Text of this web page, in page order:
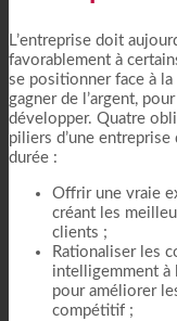
L’entreprise doit
favorablement à
se positionner face à
gagner de l’argent,
développer. Quatre
piliers d’une entreprise
durée :
Offrir une vraie
créant les
clients ;
Rationaliser les
intelligemment à
pour améliorer
compétitif ;